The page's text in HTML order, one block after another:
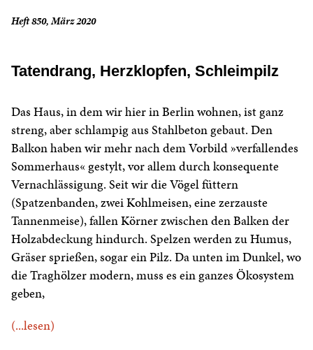
Heft 850, März 2020
Tatendrang, Herzklopfen, Schleimpilz
Das Haus, in dem wir hier in Berlin wohnen, ist ganz
streng, aber schlampig aus Stahlbeton gebaut. Den
Balkon haben wir mehr nach dem Vorbild »verfallendes
Sommerhaus« gestylt, vor allem durch konsequente
Vernachlässigung. Seit wir die Vögel füttern
(Spatzenbanden, zwei Kohlmeisen, eine zerzauste
Tannenmeise), fallen Körner zwischen den Balken der
Holzabdeckung hindurch. Spelzen werden zu Humus,
Gräser sprießen, sogar ein Pilz. Da unten im Dunkel, wo
die Traghölzer modern, muss es ein ganzes Ökosystem
geben,
(...lesen)